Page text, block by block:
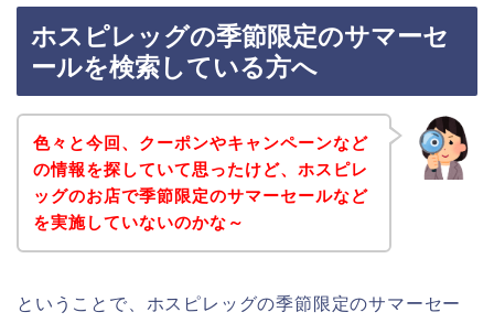
ホスピレッグの季節限定のサマーセ
ールを検索している方へ
色々と今回、クーポンやキャンペーンなど
の情報を探していて思ったけど、ホスピレ
ッグのお店で季節限定のサマーセールなど
を実施していないのかな～
ということで、ホスピレッグの季節限定のサマーセー